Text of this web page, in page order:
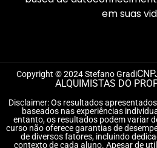
em suas
Copyright © 2024 Stefano Gradi
ALQUIMISTAS DO
Disclaimer: Os resultados
baseados nas experiências
entanto, os resultados podem variar
curso não oferece garantias de
de diversos fatores, incluindo
contexto de cada aluno. Apesar de